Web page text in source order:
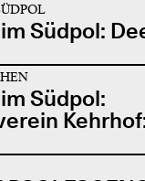
Südpol:
Südpol: